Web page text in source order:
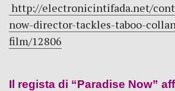
http://electronicintifada.net/
now-director-tackles-taboo-
film/12806
Il regista di “Paradise Now”